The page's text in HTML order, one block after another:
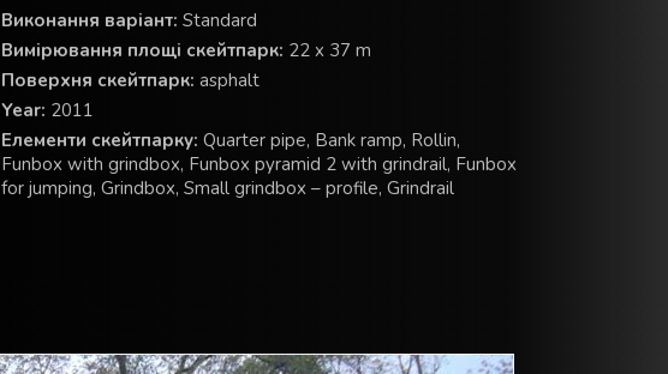
Виконання варіант: Standard
Вимірювання площі скейтпарк: 22 x 37 m
Поверхня скейтпарк: asphalt
Year: 2011
Елементи скейтпарку: Quarter pipe, Bank ramp, Rollin,
Funbox with grindbox, Funbox pyramid 2 with grindrail, Funbox
for jumping, Grindbox, Small grindbox – profile, Grindrail